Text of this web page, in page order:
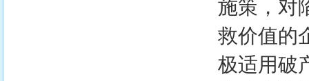
施策，对
救价值的
极适用破